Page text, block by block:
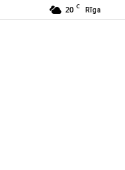
20 C Rīga